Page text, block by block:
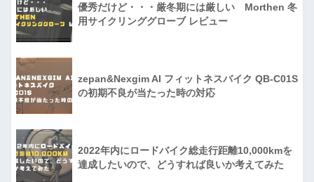
優秀だけど・・・厳冬期には厳しい Morthen 冬
用サイクリンググローブ レビュー
zepan&Nexgim AI フィットネスバイク QB-C01S
の初期不良が当たった時の対応
2022年内にロードバイク総走行距離10,000kmを
達成したいので、どうすれば良いか考えてみた